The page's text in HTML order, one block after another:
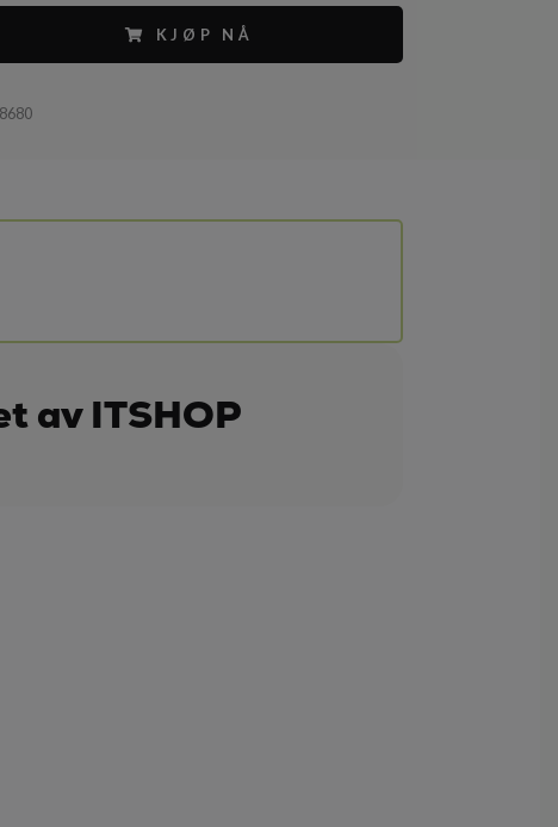
KJØP NÅ
8680
av ITSHOP